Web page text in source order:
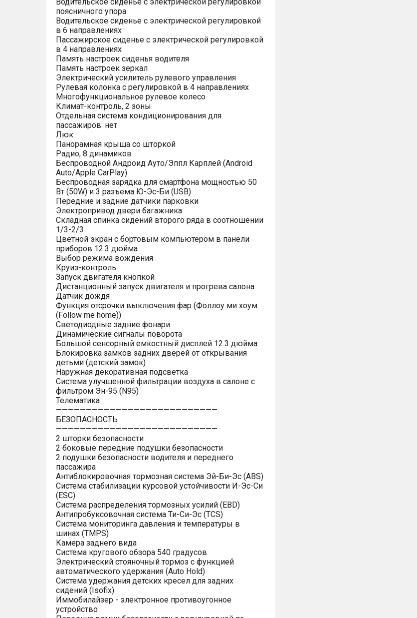
поясничного упора
Водительское сиденье с электрической регулировкой
в 6 направлениях
Пассажирское сиденье с электрической регулировкой
в 4 направлениях
Память настроек сиденья водителя
Память настроек зеркал
Электрический усилитель рулевого управления
Рулевая колонка с регулировкой в 4 направлениях
Многофункциональное рулевое колесо
Климат-контроль, 2 зоны
Отдельная система кондиционирования для
пассажиров: нет
Люк
Панорамная крыша со шторкой
Радио, 8 динамиков
Беспроводной Андроид Ауто/Эппл Карплей (Android
Auto/Apple CarPlay)
Беспроводная зарядка для смартфона мощностью 50
Вт (50W) и 3 разъема Ю-Эс-Би (USB)
Передние и задние датчики парковки
Электропривод двери багажника
Складная спинка сидений второго ряда в соотношении
1/3-2/3
Цветной экран с бортовым компьютером в панели
приборов 12.3 дюйма
Выбор режима вождения
Круиз-контроль
Запуск двигателя кнопкой
Дистанционный запуск двигателя и прогрева салона
Датчик дождя
Функция отсрочки выключения фар (Фоллоу ми хоум
(Follow me home))
Светодиодные задние фонари
Динамические сигналы поворота
Большой сенсорный емкостный дисплей 12.3 дюйма
Блокировка замков задних дверей от открывания
детьми (детский замок)
Наружная декоративная подсветка
Система улучшенной фильтрации воздуха в салоне с
фильтром Эн-95 (N95)
Телематика
———————————————————————————
БЕЗОПАСНОСТЬ
———————————————————————————
2 шторки безопасности
2 боковые передние подушки безопасности
2 подушки безопасности водителя и переднего
пассажира
Антиблокировочная тормозная система Эй-Би-Эс (ABS)
Система стабилизации курсовой устойчивости И-Эс-Си
(ESC)
Система распределения тормозных усилий (EBD)
Антипробуксовочная система Ти-Си-Эс (TCS)
Система мониторинга давления и температуры в
шинах (TMPS)
Камера заднего вида
Система кругового обзора 540 градусов
Электрический стояночный тормоз с функцией
автоматического удержания (Auto Hold)
Система удержания детских кресел для задних
сидений (Isofix)
Иммобилайзер - электронное противоугонное
устройство